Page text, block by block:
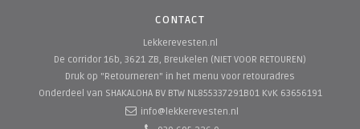
CONTACT
Lekkerevesten.nl
De corridor 16b, 3621 ZB, Breukelen (NIET VOOR RETOUREN)
Druk op "Retourneren" in het menu voor retouradres
Onderdeel van SHAKALOHA BV BTW NL855337291B01 KvK 63656191
info@lekkerevesten.nl